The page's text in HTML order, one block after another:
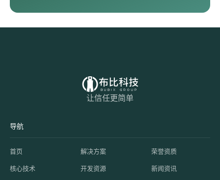
让信任更简单
导航
首页
核心技术
解决方案
开发资源
荣誉资质
新闻资讯